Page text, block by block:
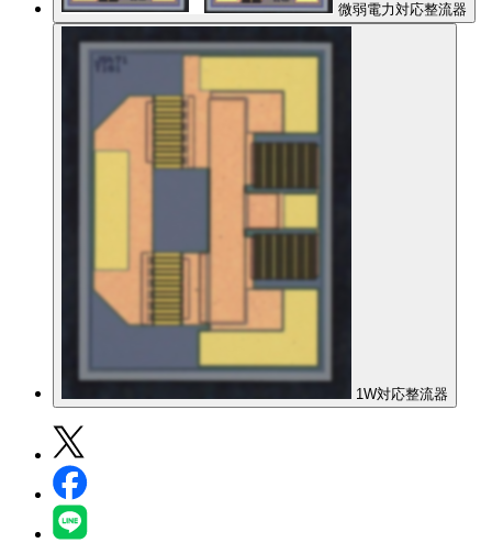
微弱電力対応整流器
1W対応整流器